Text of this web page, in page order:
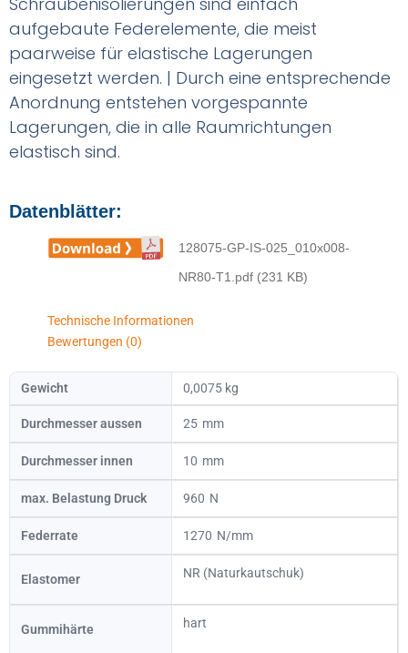
aufgebaute Federelemente, die meist
paarweise für elastische Lagerungen
eingesetzt werden. | Durch eine entsprechende
Anordnung entstehen vorgespannte
Lagerungen, die in alle Raumrichtungen
elastisch sind.
Datenblätter:
128075-GP-IS-025_010x008-
NR80-T1.pdf (231 KB)
Technische Informationen
Bewertungen (0)
Gewicht 0,0075 kg
Durchmesser aussen 25
Durchmesser innen 10
max. Belastung Druck 960
Federrate 1270
Elastomer NR (Naturkautschuk)
Gummihärte hart